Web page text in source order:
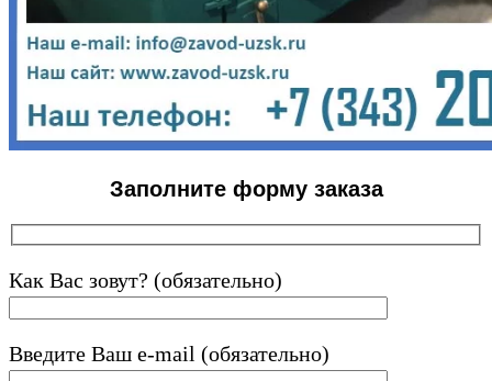
Заполните форму заказа
Как Вас зовут? (обязательно)
Введите Ваш e-mail (обязательно)